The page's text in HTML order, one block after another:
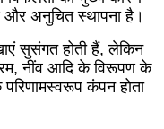
और अनुचित स्थापना है।
सुसंगत होती हैं, लेकिन
नींव आदि के विरूपण के
कंपन होता